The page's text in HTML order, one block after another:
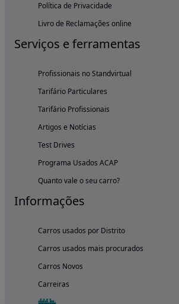
Política de Privacidade
Livro de Reclamações online
Serviços e ferramentas
Profissionais no Standvirtual
Tarifário Particulares
Tarifário Profissionais
Artigos e Notícias
Test Drives
Programa Usados ACAP
Quanto vale o seu carro?
Informações
Carros usados por Distrito
Carros usados mais procurados
Carros Novos
Carreiras